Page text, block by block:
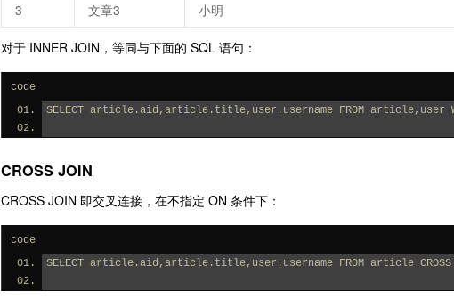
3
文章3 小明
对于 INNER JOIN，等同与下面的 SQL 语句：
code
SELECT article.aid,article.title,user.username FROM article,user
CROSS JOIN
CROSS JOIN 即交叉连接，在不指定 ON 条件下：
code
SELECT article.aid,article.title,user.username FROM article CROSS